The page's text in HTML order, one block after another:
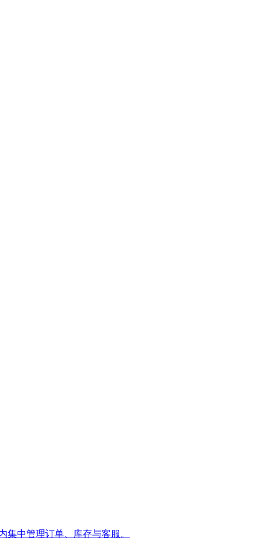
集中管理订单、库存与客服。